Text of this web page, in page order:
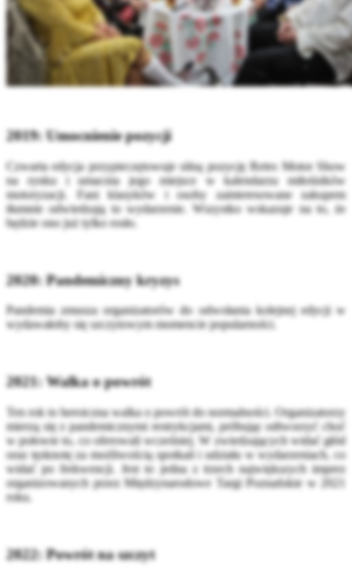
2019: Umocnienie pozycji
Czwarta edycja przypieczętowuje silną pozycję Retro Motor Show
na rynku i umacnia jego miejsce w kalendarzu miłośników
motoryzacji. Fani klasyków i osoby zainteresowane zakupem
tłumnie odwiedzają to wydarzenie. Wszystko wskazuje na to, że
będzie ono już tylko rosło.
2020: Pandemiczny kryzys
Pandemia zmusza organizatorów do odwołania kolejnej edycji w
wydawałoby się szczytowym momencie popularności.
2021: Walka o powrót
Ten rok to heroiczna walka o powrót do normalności. Organizatorzy
mierzą się z pandemicznymi restrykcjami, próbując odtworzyć choć
w połowie to, co oferowali wcześniej. W zwiedzających widać głód
oraz tęsknotę za możliwością spotkań i udziału w wydarzeniach, co
widać po frekwencji. Jest to jedna z trzech największych imprez
organizowanych przez Międzynarodowe Targi Poznańskie w 2021
roku.
2022: Powrót na szczyt